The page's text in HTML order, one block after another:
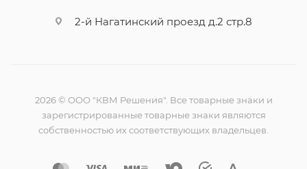
2-й Нагатинский проезд д.2 стр.8
2026 © ООО "КВМ Решения". Все товарные знаки и
зарегистрированные товарные знаки являются
собственностью их соответствующих владельцев.